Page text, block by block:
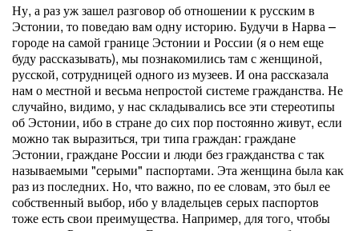
Ну, а раз уж зашел разговор об отношении к русским в
Эстонии, то поведаю вам одну историю. Будучи в Нарва –
городе на самой границе Эстонии и России (я о нем еще
буду рассказывать), мы познакомились там с женщиной,
русской, сотрудницей одного из музеев. И она рассказала
нам о местной и весьма непростой системе гражданства. Не
случайно, видимо, у нас складывались все эти стереотипы
об Эстонии, ибо в стране до сих пор постоянно живут, если
можно так выразиться, три типа граждан: граждане
Эстонии, граждане России и люди без гражданства с так
называемыми "серыми" паспортами. Эта женщина была как
раз из последних. Но, что важно, по ее словам, это был ее
собственный выбор, ибо у владельцев серых паспортов
тоже есть свои преимущества. Например, для того, чтобы